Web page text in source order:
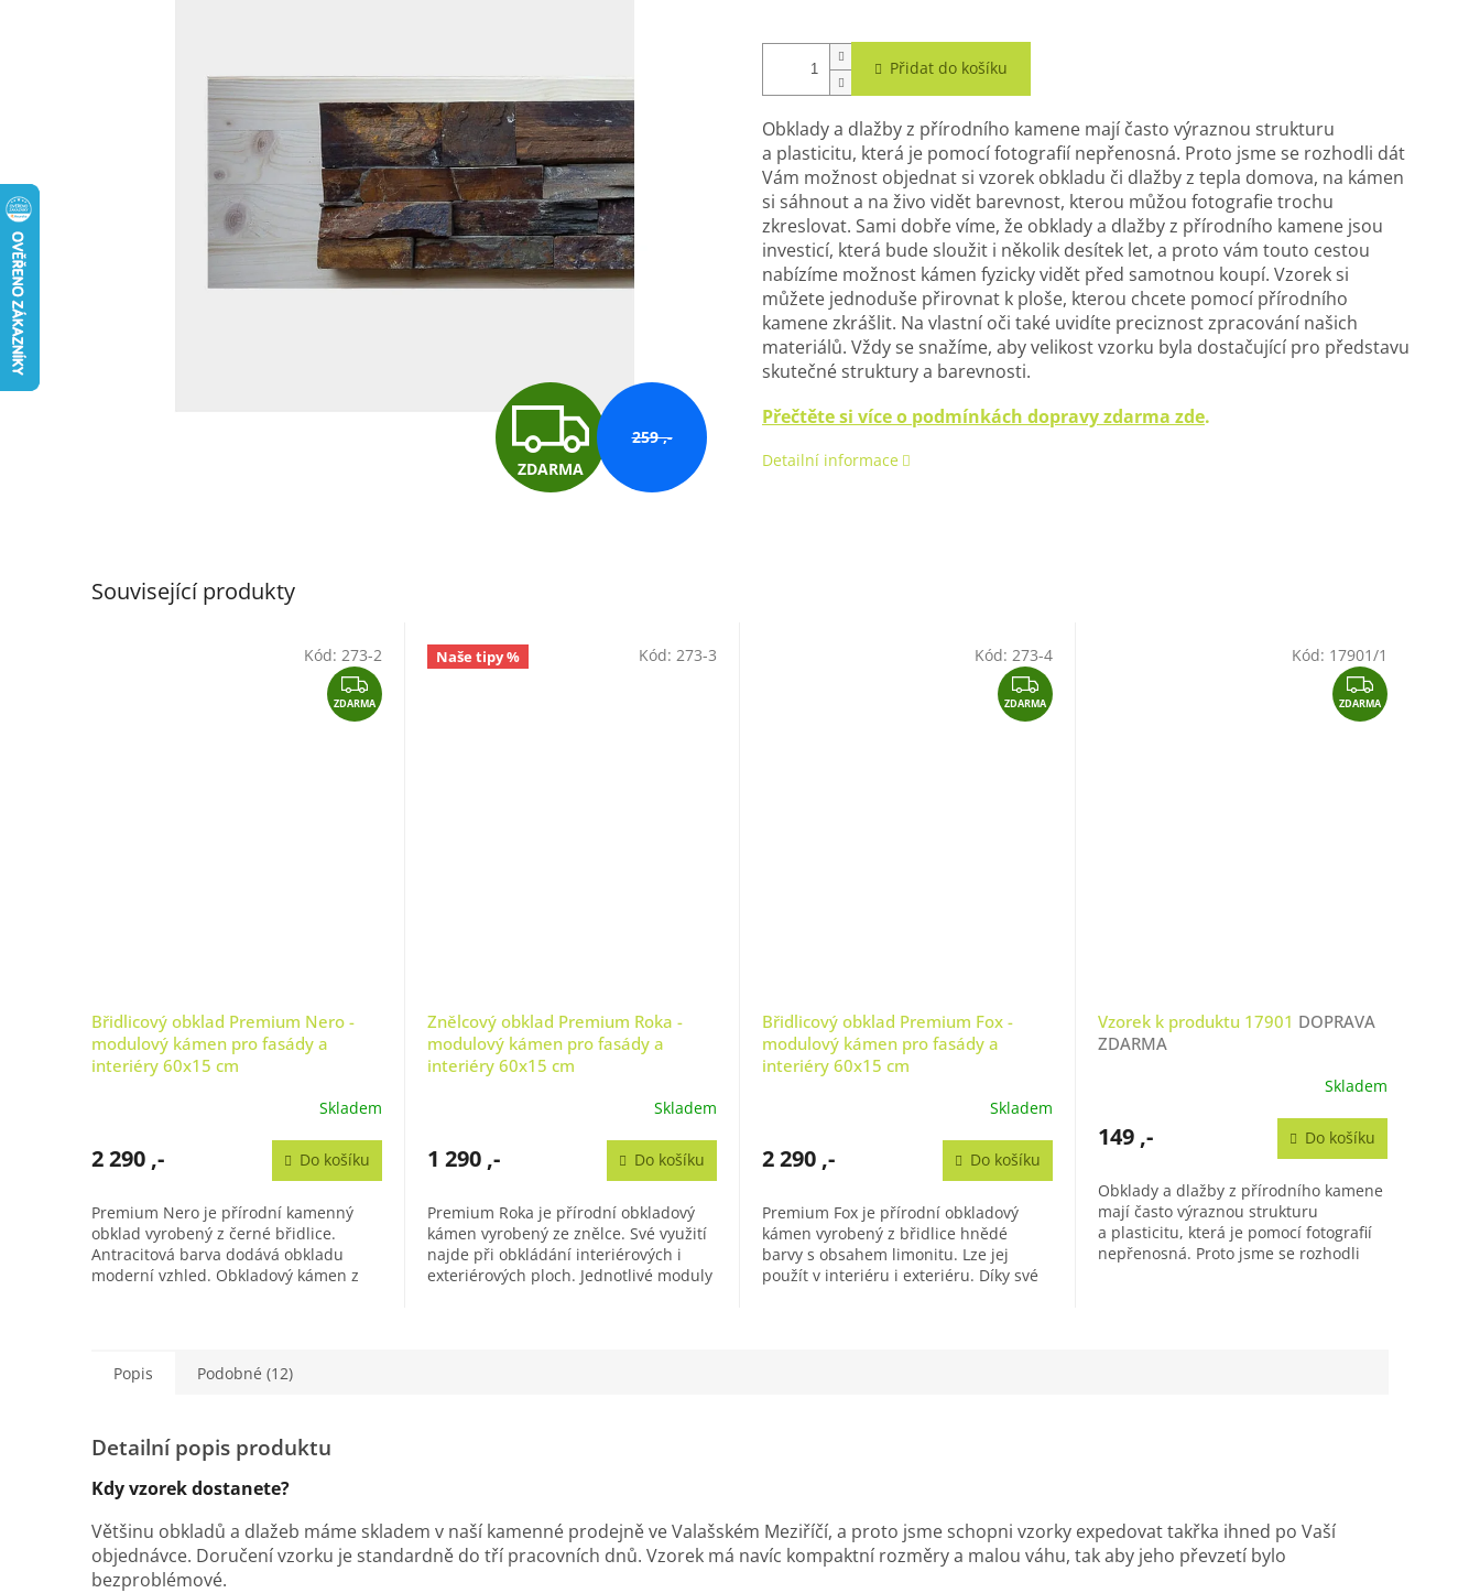
Z
D
ZDARMA
259 ,-
Přidat do košíku
Obklady a dlažby z přírodního kamene mají často výraznou strukturu
a plasticitu, která je pomocí fotografií nepřenosná. Proto jsme se rozhodli dát
Vám možnost objednat si vzorek obkladu či dlažby z tepla domova, na kámen
si sáhnout a na živo vidět barevnost, kterou můžou fotografie trochu
zkreslovat. Sami dobře víme, že obklady a dlažby z přírodního kamene jsou
investicí, která bude sloužit i několik desítek let, a proto vám touto cestou
nabízíme možnost kámen fyzicky vidět před samotnou koupí. Vzorek si
můžete jednoduše přirovnat k ploše, kterou chcete pomocí přírodního
kamene zkrášlit. Na vlastní oči také uvidíte preciznost zpracování našich
materiálů. Vždy se snažíme, aby velikost vzorku byla dostačující pro představu
skutečné struktury a barevnosti.
Přečtěte si více o podmínkách dopravy zdarma zde.
Detailní informace
Související produkty
Z
D
ZDARMA
Břidlicový obklad Premium Nero -
modulový kámen pro fasády a
interiéry 60x15 cm
produktu
je
z
5
hvězdiček.
Skladem
2 290 ,- Do košíku
Premium Nero je přírodní kamenný
obklad vyrobený z černé břidlice.
Antracitová barva dodává obkladu
moderní vzhled. Obkladový kámen z
Kód: 273-2 Naše tipy %
Znělcový obklad Premium Roka -
modulový kámen pro fasády a
interiéry 60x15 cm
Skladem
1 290 ,- Do košíku
Premium Roka je přírodní obkladový
kámen vyrobený ze znělce. Své využití
najde při obkládání interiérových i
exteriérových ploch. Jednotlivé moduly
Kód: 273-3
Z
D
ZDARMA
Břidlicový obklad Premium Fox -
modulový kámen pro fasády a
interiéry 60x15 cm
produktu
je
z
5
hvězdiček.
Skladem
2 290 ,- Do košíku
Premium Fox je přírodní obkladový
kámen vyrobený z břidlice hnědé
barvy s obsahem limonitu. Lze jej
použít v interiéru i exteriéru. Díky své
Kód: 273-4
Z
D
ZDARMA
Vzorek k produktu 17901 DOPRAVA
ZDARMA
Skladem
149 ,- Do košíku
Obklady a dlažby z přírodního kamene
mají často výraznou strukturu
a plasticitu, která je pomocí fotografií
nepřenosná. Proto jsme se rozhodli
Kód: 17901/1
Popis Podobné (12)
Detailní popis produktu
Kdy vzorek dostanete?
Většinu obkladů a dlažeb máme skladem v naší kamenné prodejně ve Valašském Meziříčí, a proto jsme schopni vzorky expedovat takřka ihned po Vaší
objednávce. Doručení vzorku je standardně do tří pracovních dnů. Vzorek má navíc kompaktní rozměry a malou váhu, tak aby jeho převzetí bylo
bezproblémové.